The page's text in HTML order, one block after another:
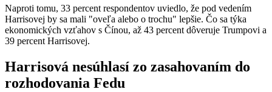
Naproti tomu, 33 percent respondentov uviedlo, že pod vedením
Harrisovej by sa mali "oveľa alebo o trochu" lepšie. Čo sa týka
ekonomických vzťahov s Čínou, až 43 percent dôveruje Trumpovi a
39 percent Harrisovej.
Harrisová nesúhlasí zo zasahovaním do
rozhodovania Fedu